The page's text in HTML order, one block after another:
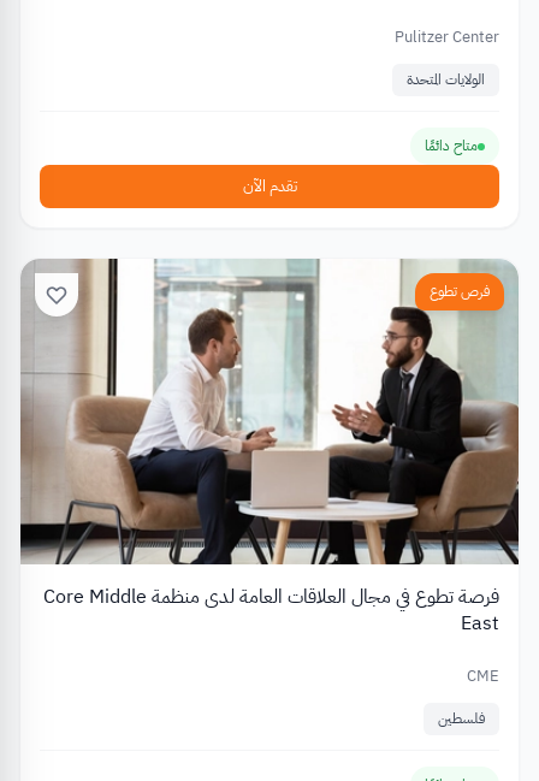
Pulitzer Center
الولايات المتحدة
متاح دائمًا
تقدم الآن
فرص تطوع
فرصة تطوع في مجال العلاقات العامة لدى منظمة Core Middle
East
CME
فلسطين